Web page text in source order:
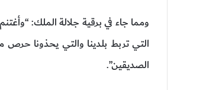
ومما جاء في برقية جلالة الملك:
التي تربط بلدينا والتي يحذونا
الصديقين”.